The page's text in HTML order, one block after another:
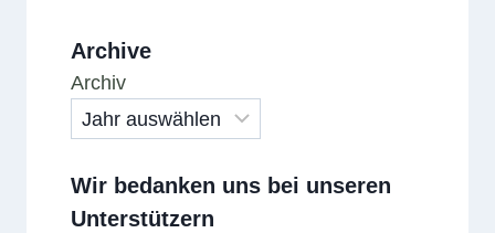
Archive
Archiv
Wir bedanken uns bei unseren
Unterstützern